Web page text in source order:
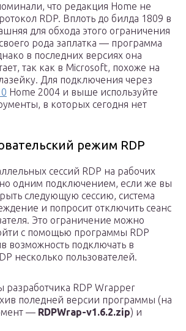
что редакция Home не
RDP. Вплоть до билда 1809 в
для обхода этого ограничения
рода заплатка — программа
в последних версиях она
так как в Microsoft, похоже на
Для подключения через
Home 2004 и выше используйте
в которых сегодня нет
режим RDP
сессий RDP на рабочих
одним подключением, если же вы
следующую сессию, система
и попросит отключить сеанс
Это ограничение можно
с помощью программы RDP
возможность подключать в
несколько пользователей.
разработчика RDP Wrapper
поледней версии программы (на
— RDPWrap-v1.6.2.zip) и